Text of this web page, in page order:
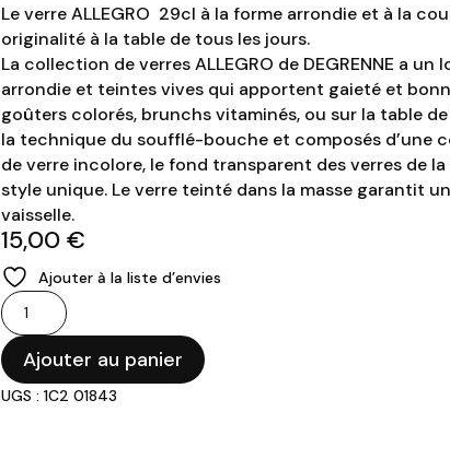
Le verre ALLEGRO 29cl à la forme arrondie et à la
originalité à la table de tous les jours.
La collection de verres ALLEGRO de DEGRENNE a
arrondie et teintes vives qui apportent gaieté et
goûters colorés, brunchs vitaminés, ou sur la table
la technique du soufflé-bouche et composés d’une
de verre incolore, le fond transparent des verres de
style unique. Le verre teinté dans la masse garantit
vaisselle.
15,00 €
Ajouter à la liste d’envies
quantité
de
Degrenne
-
Gobelet
Ajouter au panier
UGS : 1C2 01843